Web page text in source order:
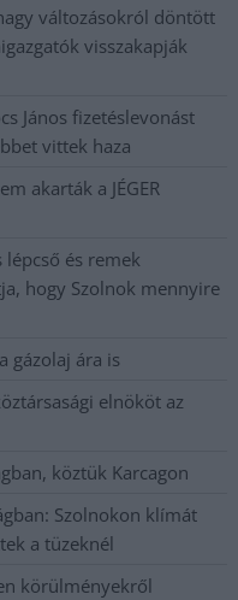
változásokról döntött
visszakapják
János fizetéslevonást
vittek haza
akarták a JÉGER
lépcső és remek
hogy Szolnok mennyire
gázolaj ára is
elnököt az
köztük Karcagon
Szolnokon klímát
a tüzeknél
körülményekről